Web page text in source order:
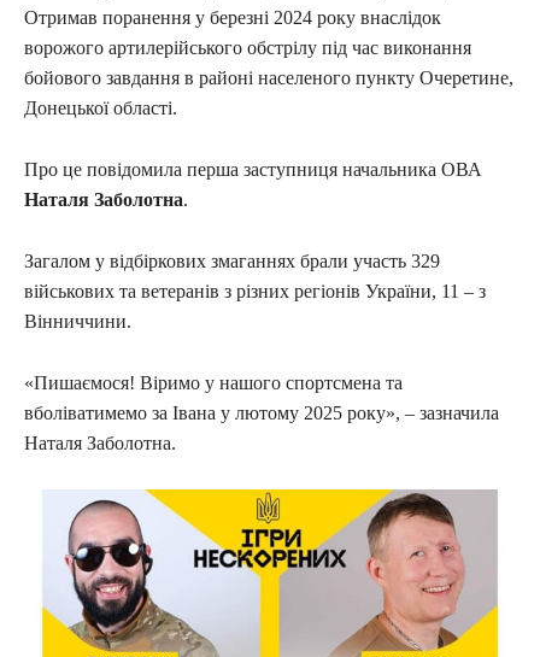
Отримав поранення у березні 2024 року внаслідок
ворожого артилерійського обстрілу під час виконання
бойового завдання в районі населеного пункту Очеретине,
Донецької області.
Про це повідомила перша заступниця начальника ОВА
Наталя Заболотна.
Загалом у відбіркових змаганнях брали участь 329
військових та ветеранів з різних регіонів України, 11 – з
Вінниччини.
«Пишаємося! Віримо у нашого спортсмена та
вболіватимемо за Івана у лютому 2025 року», – зазначила
Наталя Заболотна.